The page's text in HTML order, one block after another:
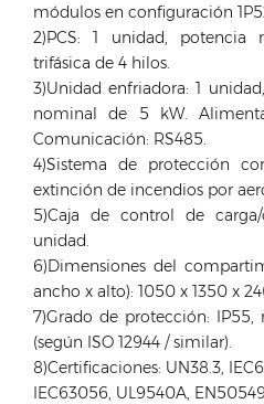
módulos en configuración
2)PCS: 1 unidad, potencia
trifásica de 4 hilos.
3)Unidad enfriadora: 1
nominal de 5 kW.
Comunicación: RS485.
4)Sistema de protección
extinción de incendios por
5)Caja de control de
unidad.
6)Dimensiones del
ancho x alto): 1050 x 1350 x
7)Grado de protección: IP55,
(según ISO 12944 / similar).
8)Certificaciones: UN38.3,
IEC63056, UL9540A,